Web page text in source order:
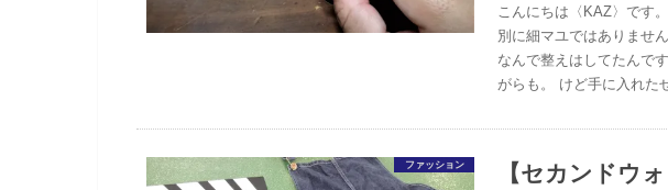
こんにちは〈KAZ〉です
別に細マユではありませ
なんで整えはしてたんで
がらも。 けど手に入れた
ファッション
【セカンドウ